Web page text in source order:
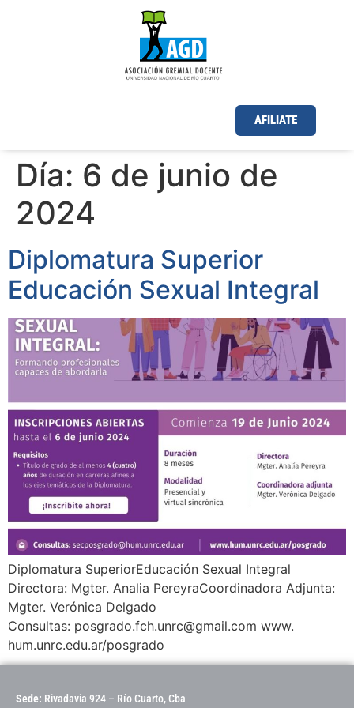
AFILIATE
Día: 6 de junio de
2024
Diplomatura Superior
Educación Sexual Integral
Diplomatura SuperiorEducación Sexual Integral
Directora: Mgter. Analia PereyraCoordinadora Adjunta:
Mgter. Verónica Delgado
Consultas: posgrado.fch.unrc@gmail.com www.
hum.unrc.edu.ar/posgrado
Sede: Rivadavia 924 – Río Cuarto, Cba